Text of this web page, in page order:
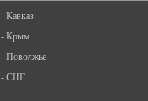
- Кавказ
- Крым
- Поволжье
- СНГ